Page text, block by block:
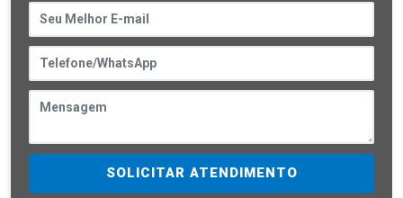
SOLICITAR ATENDIMENTO